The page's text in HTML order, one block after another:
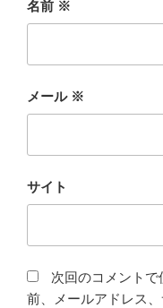
名前 ※
メール ※
サイト
次回のコメント
前、メールアドレス、